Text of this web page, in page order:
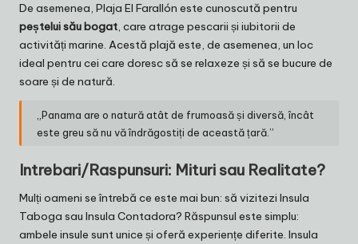
De asemenea, Plaja El Farallón este cunoscută pentru
peștelui său bogat, care atrage pescarii și iubitorii de
activități marine. Acestă plajă este, de asemenea, un loc
ideal pentru cei care doresc să se relaxeze și să se bucure de
soare și de natură.
„Panama are o natură atât de frumoasă și diversă, încât
este greu să nu vă îndrăgostiți de această țară.”
Intrebari/Raspunsuri: Mituri sau Realitate?
Mulți oameni se întrebă ce este mai bun: să vizitezi Insula
Taboga sau Insula Contadora? Răspunsul este simplu:
ambele insule sunt unice și oferă experiențe diferite. Insula